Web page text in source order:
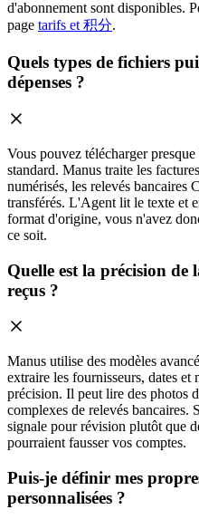
d'abonnement sont disponibles.
page tarifs et 积分.
Quels types de fichiers
dépenses ?
Vous pouvez télécharger
standard. Manus traite les
numérisés, les relevés bancaires
transférés. L'Agent lit le texte et
format d'origine, vous n'avez
ce soit.
Quelle est la précision
reçus ?
Manus utilise des modèles
extraire les fournisseurs, dates et
précision. Il peut lire des photos
complexes de relevés
signale pour révision plutôt que
pourraient fausser vos comptes.
Puis-je définir mes
personnalisées ?